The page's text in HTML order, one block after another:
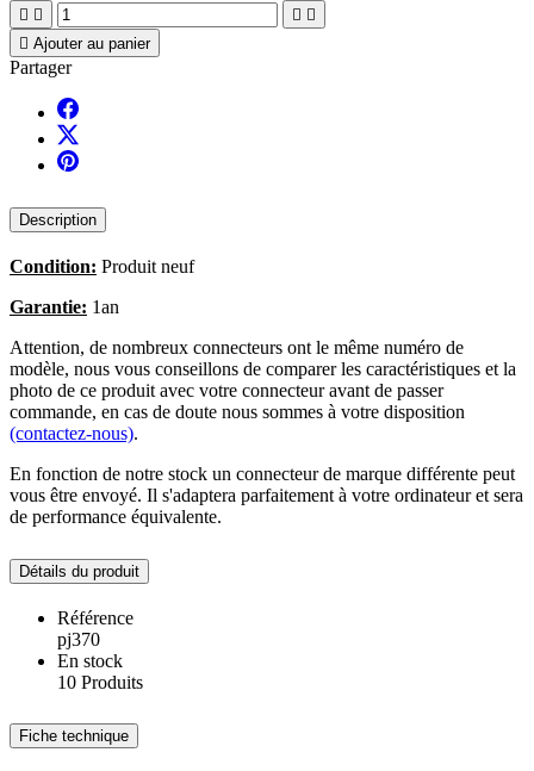
   
 Ajouter au panier
Partager
Description
Condition: Produit neuf
Garantie: 1an
Attention, de nombreux connecteurs ont le même numéro de
modèle, nous vous conseillons de comparer les caractéristiques et la
photo de ce produit avec votre connecteur avant de passer
commande, en cas de doute nous sommes à votre disposition
(contactez-nous).
En fonction de notre stock un connecteur de marque différente peut
vous être envoyé. Il s'adaptera parfaitement à votre ordinateur et sera
de performance équivalente.
Détails du produit
Référence
pj370
En stock
10 Produits
Fiche technique